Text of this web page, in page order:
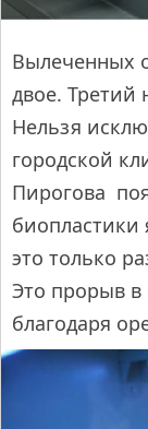
Вылеченных
двое. Третий
Нельзя
городской
Пирогова
биопластики
это только
Это прорыв
благодаря